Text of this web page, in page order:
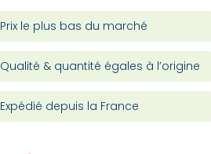
Prix le plus bas du marché
Qualité & quantité égales à l’origine
Expédié depuis la France